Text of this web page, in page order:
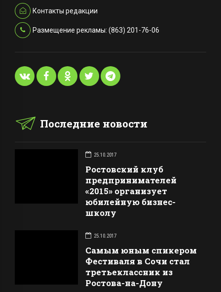
Контакты редакции
Размещение рекламы: (863) 201-76-06
Последние новости
25.10.2017
Ростовский клуб
предпринимателей
«2015» организует
юбилейную бизнес-
школу
25.10.2017
Самым юным спикером
Фестиваля в Сочи стал
третьеклассник из
Ростова-на-Дону